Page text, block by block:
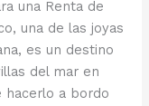
una Renta de
una de las joyas
es un destino
del mar en
hacerlo a bordo